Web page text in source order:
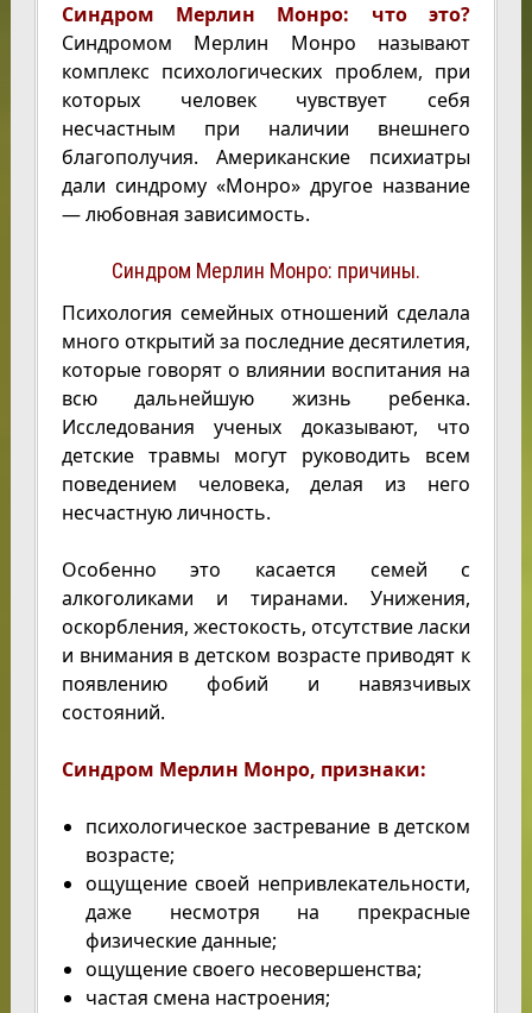
Синдром Мерлин Монро: что это?
Синдромом Мерлин Монро называют
комплекс психологических проблем, при
которых человек чувствует себя
несчастным при наличии внешнего
благополучия. Американские психиатры
дали синдрому «Монро» другое название
— любовная зависимость.
Синдром Мерлин Монро: причины.
Психология семейных отношений сделала
много открытий за последние десятилетия,
которые говорят о влиянии воспитания на
всю дальнейшую жизнь ребенка.
Исследования ученых доказывают, что
детские травмы могут руководить всем
поведением человека, делая из него
несчастную личность.
Особенно это касается семей с
алкоголиками и тиранами. Унижения,
оскорбления, жестокость, отсутствие ласки
и внимания в детском возрасте приводят к
появлению фобий и навязчивых
состояний.
Синдром Мерлин Монро, признаки:
психологическое застревание в детском
возрасте;
ощущение своей непривлекательности,
даже несмотря на прекрасные
физические данные;
ощущение своего несовершенства;
частая смена настроения;